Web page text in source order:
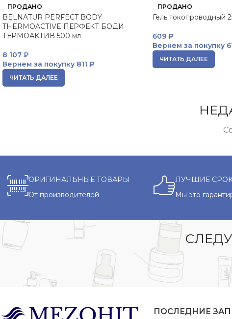
ПРОДАНО
BELNATUR PERFECT BODY
THERMOACTIVE ПЕРФЕКТ БОДИ
ТЕРМОАКТИВ 500 мл
8 107 ₽
Вернем за покупку 811 ₽
ЧИТАТЬ ДАЛЕЕ
ПРОДАНО
Гель токопроводный
609 ₽
Вернем за покупку
ЧИТАТЬ ДАЛЕЕ
ОРИГИНАЛЬНЫЕ ТОВАРЫ
От производителей
ЛУЧШИЕ
Мы это
ПОСЛЕДНИЕ